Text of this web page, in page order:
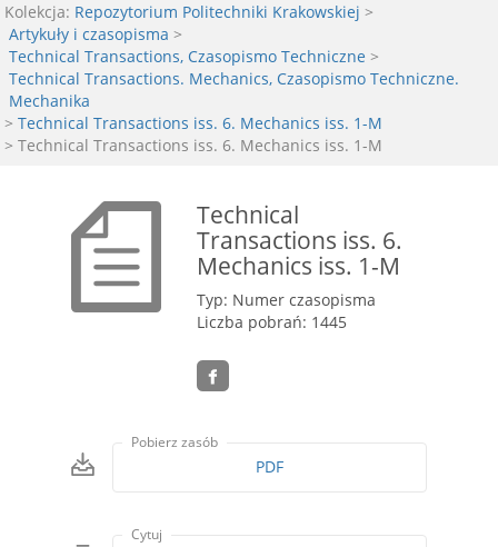
Kolekcja: Repozytorium Politechniki Krakowskiej >
Artykuły i czasopisma >
Technical Transactions, Czasopismo Techniczne >
Technical Transactions. Mechanics, Czasopismo Techniczne.
Mechanika
> Technical Transactions iss. 6. Mechanics iss. 1-M
> Technical Transactions iss. 6. Mechanics iss. 1-M
Technical
Transactions iss. 6.
Mechanics iss. 1-M
Typ: Numer czasopisma
Liczba pobrań: 1445
Pobierz zasób
PDF
Cytuj